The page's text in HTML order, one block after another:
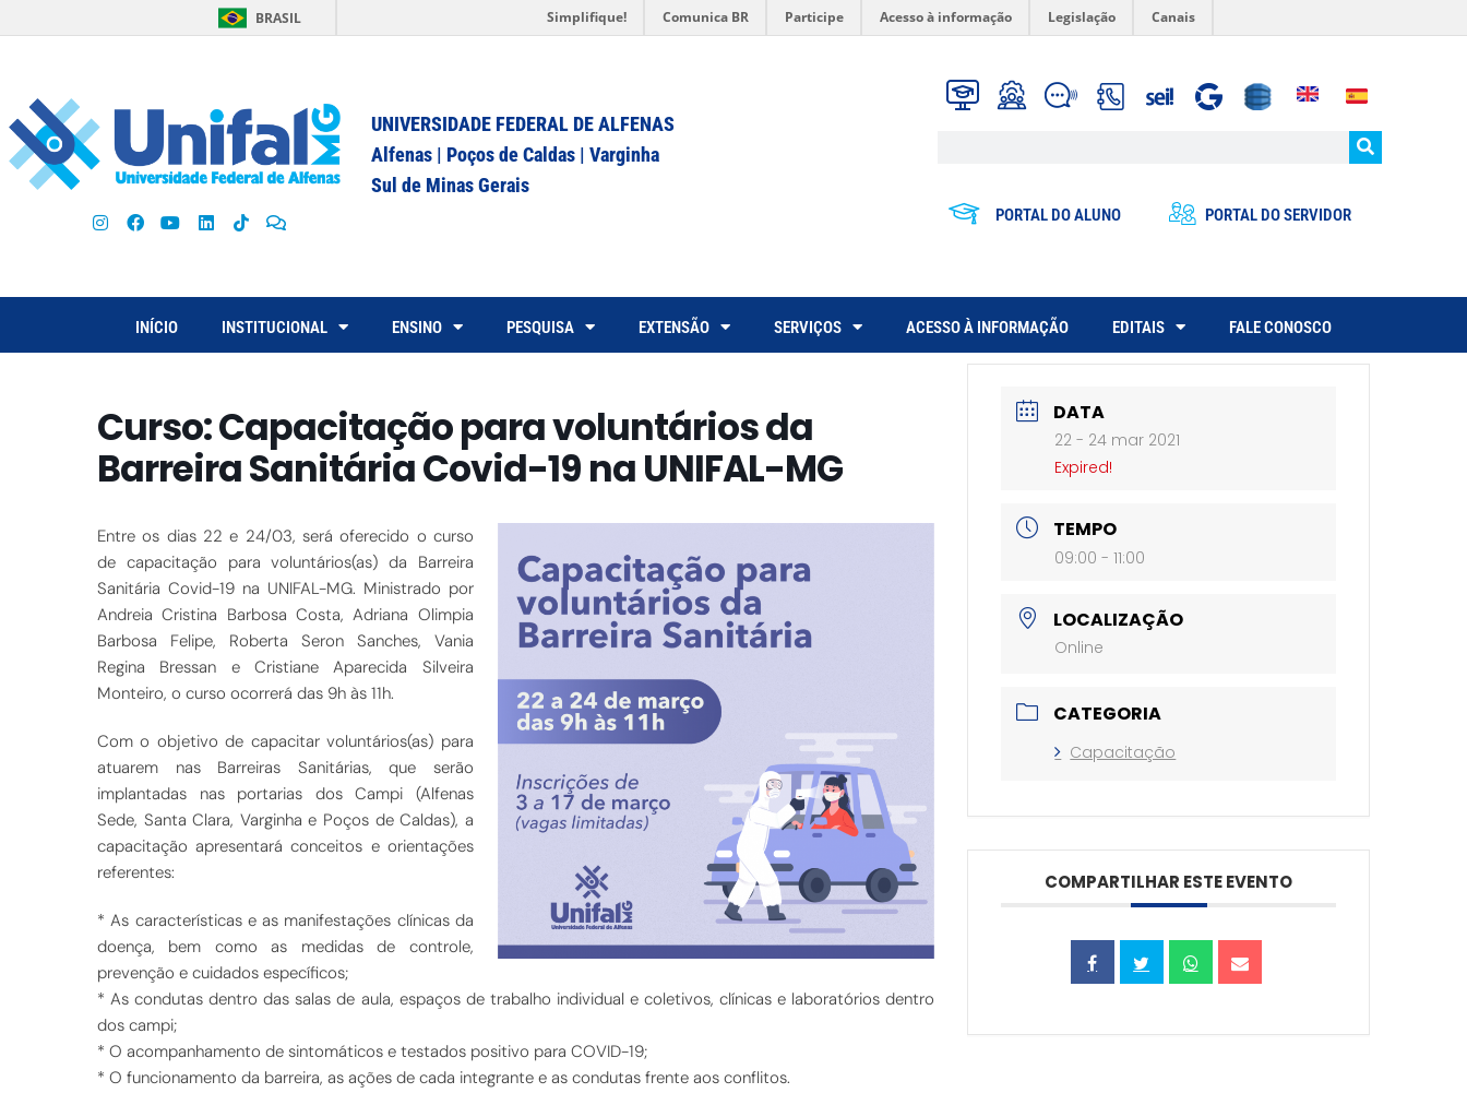
BRASIL Simplifique! Comunica BR Participe Acesso à informação Legislação Canais
UNIVERSIDADE FEDERAL DE ALFENAS
Alfenas | Poços de Caldas | Varginha
Sul de Minas Gerais
PORTAL DO ALUNO PORTAL DO SERVIDOR
INÍCIO INSTITUCIONAL ENSINO PESQUISA EXTENSÃO SERVIÇOS ACESSO À INFORMAÇÃO EDITAIS FALE CONOSCO
Curso: Capacitação para voluntários da
Barreira Sanitária Covid-19 na UNIFAL-MG
Entre os dias 22 e 24/03, será oferecido o curso
de capacitação para voluntários(as) da Barreira
Sanitária Covid-19 na UNIFAL-MG. Ministrado por
Andreia Cristina Barbosa Costa, Adriana Olimpia
Barbosa Felipe, Roberta Seron Sanches, Vania
Regina Bressan e Cristiane Aparecida Silveira
Monteiro, o curso ocorrerá das 9h às 11h.
Com o objetivo de capacitar voluntários(as) para
atuarem nas Barreiras Sanitárias, que serão
implantadas nas portarias dos Campi (Alfenas
Sede, Santa Clara, Varginha e Poços de Caldas), a
capacitação apresentará conceitos e orientações
referentes:
* As características e as manifestações clínicas da
doença, bem como as medidas de controle,
prevenção e cuidados específicos;
* As condutas dentro das salas de aula, espaços de trabalho individual e coletivos, clínicas e laboratórios dentro
dos campi;
* O acompanhamento de sintomáticos e testados positivo para COVID-19;
* O funcionamento da barreira, as ações de cada integrante e as condutas frente aos conflitos.
DATA
22 - 24 mar 2021
Expired!
TEMPO
09:00 - 11:00
LOCALIZAÇÃO
Online
CATEGORIA
Capacitação
COMPARTILHAR ESTE EVENTO